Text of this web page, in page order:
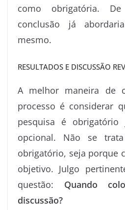
como obrigatória.
conclusão já
mesmo.
RESULTADOS E DISCUSSÃO
A melhor maneira de
processo é considerar
pesquisa é
opcional. Não se
obrigatório, seja porque
objetivo. Julgo
questão: Quando
discussão?